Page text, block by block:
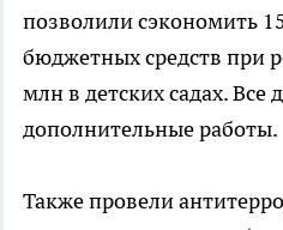
позволили сэкономить
бюджетных средств при
млн в детских садах. Все
дополнительные работы.
Также провели